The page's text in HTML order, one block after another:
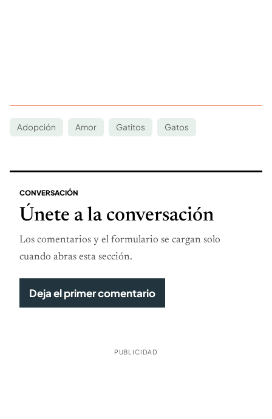
Adopción Amor Gatitos Gatos
CONVERSACIÓN
Únete a la conversación
Los comentarios y el formulario se cargan solo
cuando abras esta sección.
Deja el primer comentario
PUBLICIDAD